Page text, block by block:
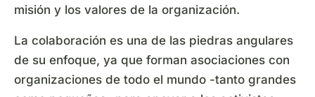
misión y los valores de la organización.
La colaboración es una de las piedras angulares
de su enfoque, ya que forman asociaciones con
organizaciones de todo el mundo -tanto grandes